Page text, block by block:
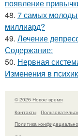
появление
48. 7 самых
миллиард?
49. Лечение
Содержание:
50. Нервная
Изменения в
© 2026 Новое время
Контакты
Политика